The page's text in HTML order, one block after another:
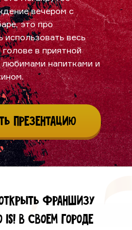
вечером с
это про
весь
в приятной
напитками и
презентацию
франшизу
is! в своем городе